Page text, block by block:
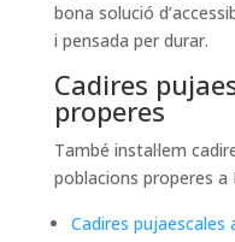
bona solució
i pensada per durar.
Cadires
properes
També instal·lem
poblacions properes a
Cadires pujaescales